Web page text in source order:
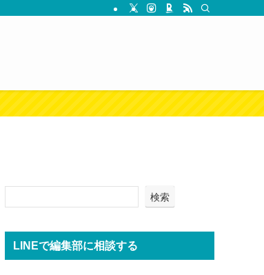
検索
LINEで編集部に相談する